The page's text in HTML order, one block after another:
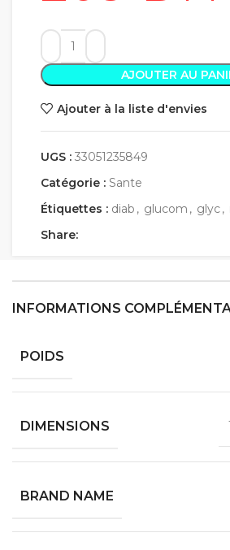
AJOUTER AU
Ajouter à la liste d'envies
UGS : 33051235849
Catégorie : Sante
Étiquettes : diab , glucom , glyc,
Share:
INFORMATIONS
POIDS
DIMENSIONS
BRAND NAME